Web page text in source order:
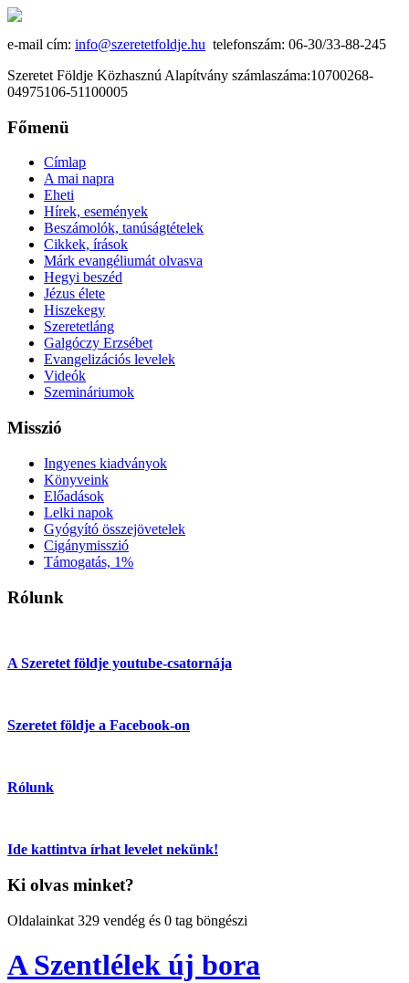
e-mail cím: info@szeretetfoldje.hu telefonszám: 06-30/33-88-245
Szeretet Földje Közhasznú Alapítvány számlaszáma:10700268-
04975106-51100005
Főmenü
Címlap
A mai napra
Eheti
Hírek, események
Beszámolók, tanúságtételek
Cikkek, írások
Márk evangéliumát olvasva
Hegyi beszéd
Jézus élete
Hiszekegy
Szeretetláng
Galgóczy Erzsébet
Evangelizációs levelek
Videók
Szemináriumok
Misszió
Ingyenes kiadványok
Könyveink
Előadások
Lelki napok
Gyógyító összejövetelek
Cigánymisszió
Támogatás, 1%
Rólunk
A Szeretet földje youtube-csatornája
Szeretet földje a Facebook-on
Rólunk
Ide kattintva írhat levelet nekünk!
Ki olvas minket?
Oldalainkat 329 vendég és 0 tag böngészi
A Szentlélek új bora